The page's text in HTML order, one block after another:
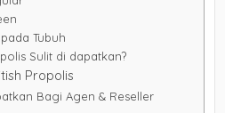
Tubuh
Sulit di dapatkan?
Propolis
Bagi Agen & Reseller